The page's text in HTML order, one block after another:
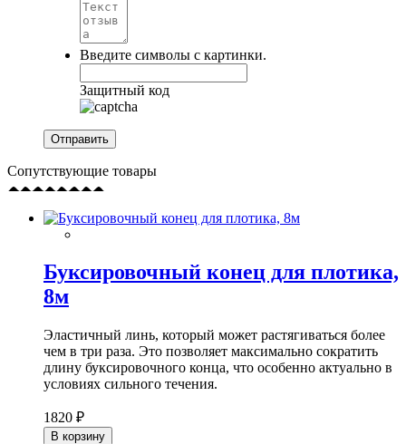
Введите символы с картинки.
Защитный код
Сопутствующие товары
Буксировочный конец для плотика,
8м
Эластичный линь, который может растягиваться более
чем в три раза. Это позволяет максимально сократить
длину буксировочного конца, что особенно актуально в
условиях сильного течения.
1820 ₽
В корзину